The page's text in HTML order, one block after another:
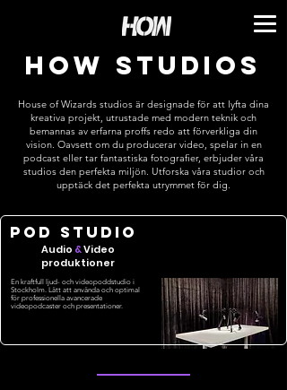
HOW STUDIOS
House of Wizards studios är designade för att lyfta dina
kreativa projekt, utrustade med modern teknik och
bemannas av erfarna proffs redo att förverkliga din
vision. Oavsett om du producerar video, spelar in en
podcast eller tar fantastiska fotografier, erbjuder våra
studios den perfekta miljön. Utforska våra studior och
upptäck det perfekta utrymmet för dig.
POD STUDIO
Audio &Video
produktioner
En kraftfull ljud- och videopoddstudio i
Stockholm. Lätt att använda och optimal
för professionella avancerade
videopodcaster och presentationer.